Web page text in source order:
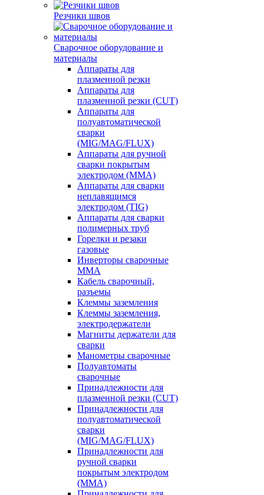
Резчики швов
Сварочное оборудование и
материалы
Аппараты для
плазменной резки
Аппараты для
плазменной резки (CUT)
Аппараты для
полуавтоматической
сварки
(MIG/MAG/FLUX)
Аппараты для ручной
сварки покрытым
электродом (MMA)
Аппараты для сварки
неплавящимся
электродом (TIG)
Аппараты для сварки
полимерных труб
Горелки и резаки
газовые
Инверторы сварочные
ММА
Кабель сварочный,
разъемы
Клеммы заземления
Клеммы заземления,
электродержатели
Магниты держатели для
сварки
Манометры сварочные
Полуавтоматы
сварочные
Принадлежности для
плазменной резки (CUT)
Принадлежности для
полуавтоматической
сварки
(MIG/MAG/FLUX)
Принадлежности для
ручной сварки
покрытым электродом
(MMA)